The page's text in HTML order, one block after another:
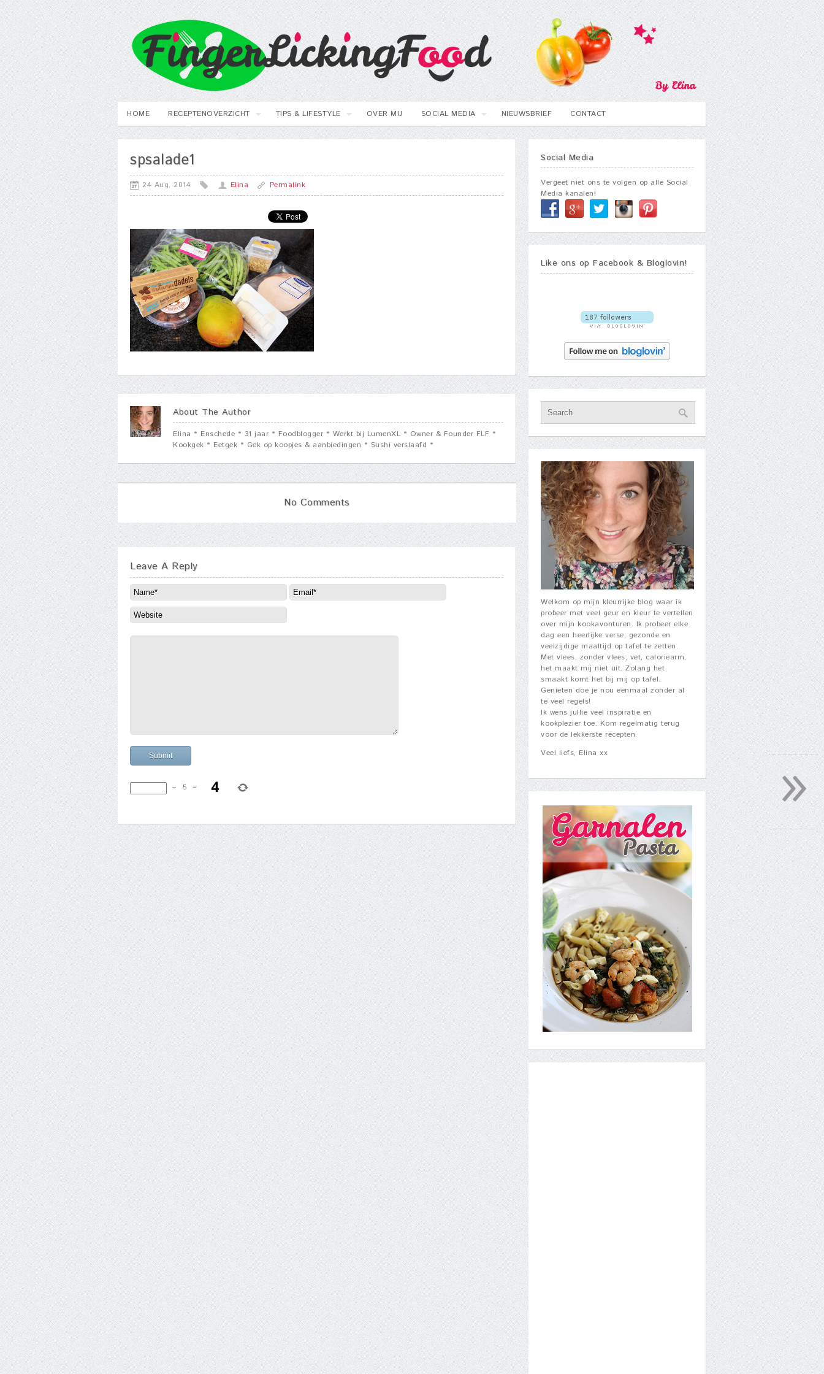
HOME RECEPTENOVERZICHT TIPS & LIFESTYLE OVER MIJ SOCIAL MEDIA NIEUWSBRIEF CONTACT
spsalade1
24 Aug, 2014 Elina Permalink
About The Author
Elina * Enschede * 31 jaar * Foodblogger * Werkt bij LumenXL * Owner & Founder FLF *
Kookgek * Eetgek * Gek op koopjes & aanbiedingen * Sushi verslaafd *
No Comments
Leave A Reply
− 5 =
Social Media
Vergeet niet ons te volgen op alle Social
Media kanalen!
Like ons op Facebook & Bloglovin!
Welkom op mijn kleurrijke blog waar ik
probeer met veel geur en kleur te vertellen
over mijn kookavonturen. Ik probeer elke
dag een heerlijke verse, gezonde en
veelzijdige maaltijd op tafel te zetten.
Met vlees, zonder vlees, vet, caloriearm,
het maakt mij niet uit. Zolang het
smaakt komt het bij mij op tafel.
Genieten doe je nou eenmaal zonder al
te veel regels!
Ik wens jullie veel inspiratie en
kookplezier toe. Kom regelmatig terug
voor de lekkerste recepten.
Veel liefs, Elina xx
»